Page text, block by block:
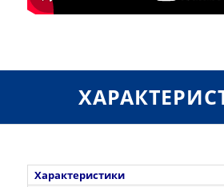
Характеристики